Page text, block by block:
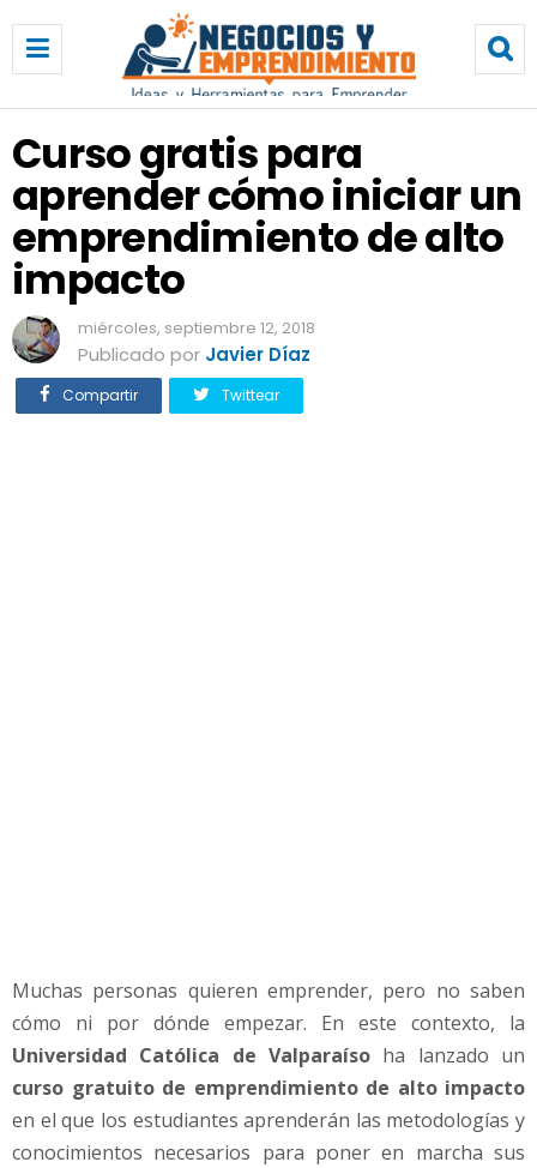
r
s
g
r
a
t
s
a
r
a
a
m
p
r
e
d
i
Curso gratis para
aprender cómo iniciar un
emprendimiento de alto
impacto
miércoles, septiembre 12, 2018
Publicado por Javier Díaz
Compartir Twittear
Muchas personas quieren emprender, pero no saben
cómo ni por dónde empezar. En este contexto, la
Universidad Católica de Valparaíso ha lanzado un
curso gratuito de emprendimiento de alto impacto
en el que los estudiantes aprenderán las metodologías y
conocimientos necesarios para poner en marcha sus